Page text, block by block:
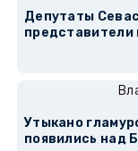
Депутаты
Утыкано
появились над